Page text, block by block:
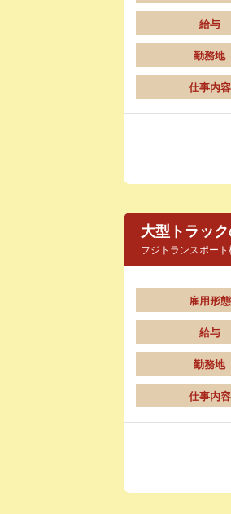
給与
勤務地
仕事内容
大型トラッ
フジトランスポー
雇用形態
給与
勤務地
仕事内容